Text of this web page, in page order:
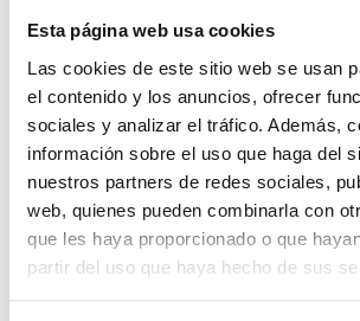
Esta página web usa cookies
Las cookies de este sitio web se usan
el contenido y los anuncios, ofrecer
sociales y analizar el tráfico. Además,
información sobre el uso que haga del
nuestros partners de redes sociales,
web, quienes pueden combinarla con
que les haya proporcionado o que
partir del uso que haya hecho de sus
Envío gratis +60€
Pago seguro
Entrega 24/72h
DESCUBRE NUESTRA TIENDA